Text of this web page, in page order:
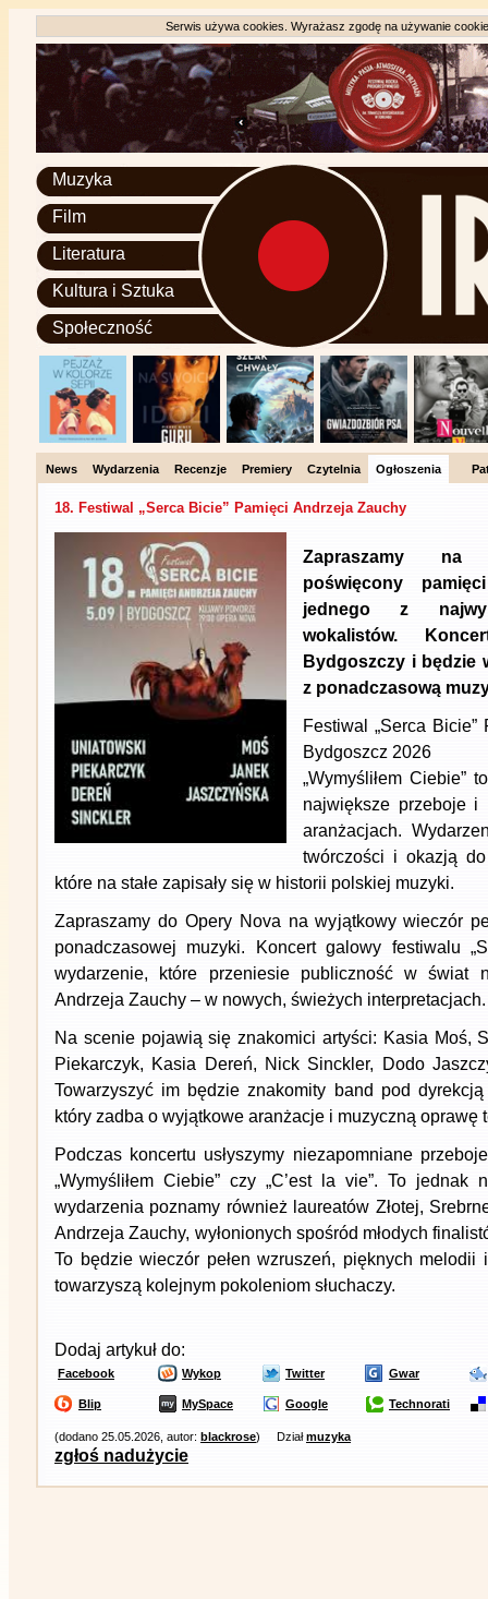
Serwis używa cookies. Wyrażasz zgodę na używanie
Muzyka
Film
Literatura
Kultura i Sztuka
Społeczność
News Wydarzenia Recenzje Premiery Czytelnia Ogłoszenia
18. Festiwal „Serca Bicie” Pamięci Andrzeja Zauchy
Zapraszamy na
poświęcony
jednego z
wokalistów.
Bydgoszczy i będzie
z ponadczasową
Festiwal „Serca
Bydgoszcz 2026
„Wymyśliłem Ciebie”
największe przeboje i
aranżacjach.
twórczości i okazją
które na stałe zapisały się w historii polskiej muzyki.
Zapraszamy do Opery Nova na wyjątkowy wieczór
ponadczasowej muzyki. Koncert galowy festiwalu
wydarzenie, które przeniesie publiczność w świat
Andrzeja Zauchy – w nowych, świeżych interpretacjach.
Na scenie pojawią się znakomici artyści: Kasia Moś,
Piekarczyk, Kasia Dereń, Nick Sinckler, Dodo
Towarzyszyć im będzie znakomity band pod dyrekcją
który zadba o wyjątkowe aranżacje i muzyczną oprawę
Podczas koncertu usłyszymy niezapomniane
„Wymyśliłem Ciebie” czy „C’est la vie”. To
wydarzenia poznamy również laureatów Złotej,
Andrzeja Zauchy, wyłonionych spośród młodych
To będzie wieczór pełen wzruszeń, pięknych
towarzyszą kolejnym pokoleniom słuchaczy.
Dodaj artykuł do:
Facebook Wykop Twitter Gwar
Blip MySpace Google Technorati
(dodano 25.05.2026, autor: blackrose) Działmuzyka
zgłoś nadużycie